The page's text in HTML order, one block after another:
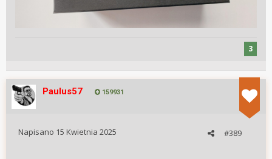
3
Paulus57 159931
#389
Napisano 15 Kwietnia 2025